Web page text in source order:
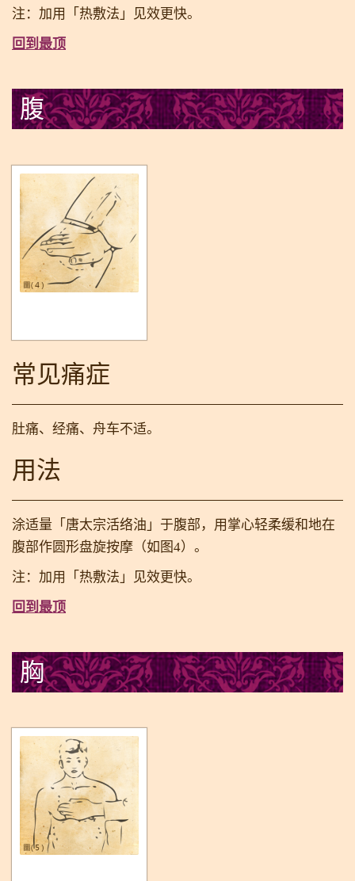
注：加用「热敷法」见效更快。
回到最顶
腹
常见痛症
肚痛、经痛、舟车不适。
用法
涂适量「唐太宗活络油」于腹部，用掌心轻柔缓和地在
腹部作圆形盘旋按摩（如图4）。
注：加用「热敷法」见效更快。
回到最顶
胸